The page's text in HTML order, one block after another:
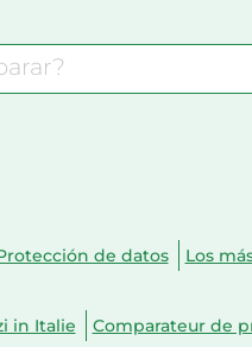
de datos Los
in Italie
Comparateur de